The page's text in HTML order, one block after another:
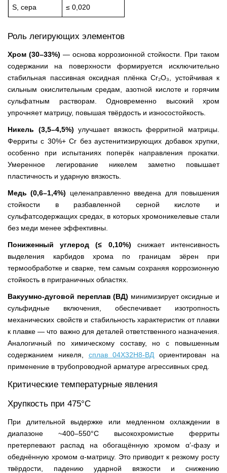
S, сера ≤ 0,020
Роль легирующих элементов
Хром (30–33%) — основа коррозионной стойкости. При таком
содержании на поверхности формируется исключительно
стабильная пассивная оксидная плёнка Cr₂O₃, устойчивая к
сильным окислительным средам, азотной кислоте и горячим
сульфатным растворам. Одновременно высокий хром
упрочняет матрицу, повышая твёрдость и износостойкость.
Никель (3,5–4,5%) улучшает вязкость ферритной матрицы.
Ферриты с 30%+ Cr без аустенитизирующих добавок хрупки,
особенно при испытаниях поперёк направления прокатки.
Умеренное легирование никелем заметно повышает
пластичность и ударную вязкость.
Медь (0,6–1,4%) целенаправленно введена для повышения
стойкости в разбавленной серной кислоте и
сульфатсодержащих средах, в которых хромоникелевые стали
без меди менее эффективны.
Пониженный углерод (≤ 0,10%) снижает интенсивность
выделения карбидов хрома по границам зёрен при
термообработке и сварке, тем самым сохраняя коррозионную
стойкость в приграничных областях.
Вакуумно-дуговой переплав (ВД) минимизирует оксидные и
сульфидные включения, обеспечивает изотропность
механических свойств и стабильность характеристик от плавки
к плавке — что важно для деталей ответственного назначения.
Аналогичный по химическому составу, но с повышенным
содержанием никеля, сплав 04Х32Н8-ВД ориентирован на
применение в трубопроводной арматуре агрессивных сред.
Критические температурные явления
Хрупкость при 475°С
При длительной выдержке или медленном охлаждении в
диапазоне ~400–550°С высокохромистые ферриты
претерпевают распад на обогащённую хромом α’-фазу и
обеднённую хромом α-матрицу. Это приводит к резкому росту
твёрдости, падению ударной вязкости и снижению